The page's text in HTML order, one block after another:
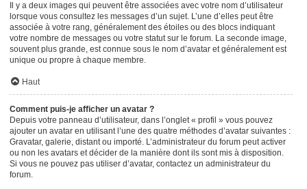
Il y a deux images qui peuvent être associées avec votre nom d’utilisateur
lorsque vous consultez les messages d’un sujet. L’une d’elles peut être
associée à votre rang, généralement des étoiles ou des blocs indiquant
votre nombre de messages ou votre statut sur le forum. La seconde image,
souvent plus grande, est connue sous le nom d’avatar et généralement est
unique ou propre à chaque membre.
Haut
Comment puis-je afficher un avatar ?
Depuis votre panneau d’utilisateur, dans l’onglet « profil » vous pouvez
ajouter un avatar en utilisant l’une des quatre méthodes d’avatar suivantes :
Gravatar, galerie, distant ou importé. L’administrateur du forum peut activer
ou non les avatars et décider de la manière dont ils sont mis à disposition.
Si vous ne pouvez pas utiliser d’avatar, contactez un administrateur du
forum.